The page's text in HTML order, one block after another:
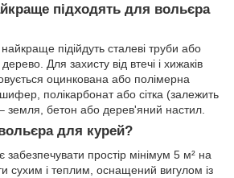
підходять для вольєра
підійдуть сталеві труби або
Для захисту від втечі і хижаків
оцинкована або полімерна
полікарбонат або сітка (залежить
– земля, бетон або дерев'яний настил.
для курей?
простір мінімум 5 м² на
сухим і теплим, оснащений вигулом із